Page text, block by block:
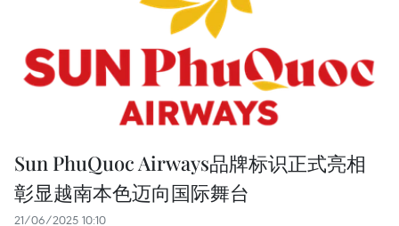
Sun PhuQuoc Airways品牌标识正式亮相
彰显越南本色迈向国际舞台
21/06/2025 10:10